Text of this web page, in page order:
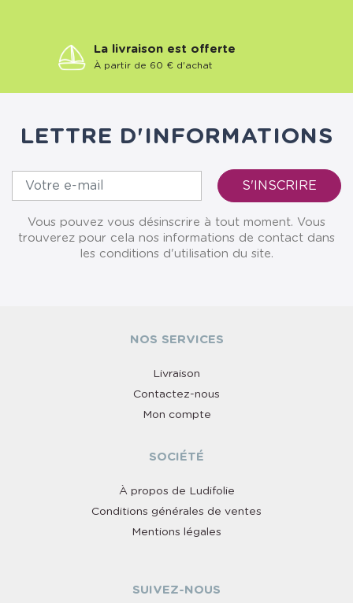
La livraison est offerte
À partir de 60 € d'achat
LETTRE D'INFORMATIONS
Vous pouvez vous désinscrire à tout moment. Vous
trouverez pour cela nos informations de contact dans
les conditions d'utilisation du site.
NOS SERVICES
Livraison
Contactez-nous
Mon compte
SOCIÉTÉ
À propos de Ludifolie
Conditions générales de ventes
Mentions légales
SUIVEZ-NOUS